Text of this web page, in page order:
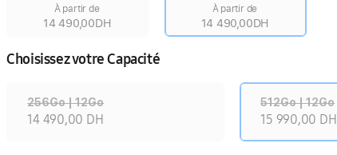
À partir de
14 490,00DH
À partir de
14 490,00DH
Choisissez votre Capacité
256Go | 12Go
14 490,00 DH
512Go | 12Go
15 990,00 DH